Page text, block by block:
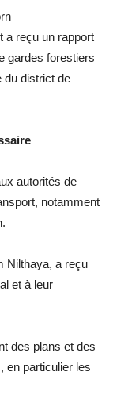
a reçu un rapport
gardes forestiers
du district de
autorités de
notamment
Nilthaya, a reçu
et à leur
des plans et des
en particulier les